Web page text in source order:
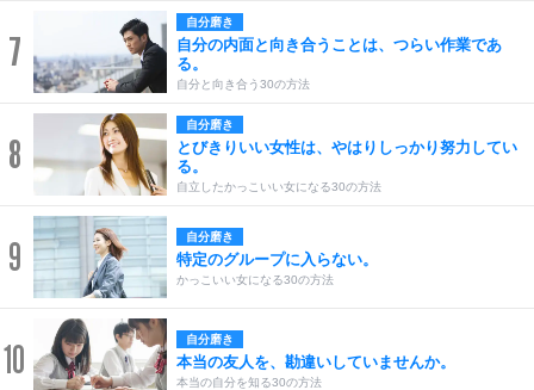
7
自分磨き
自分の内面と向き合うことは、つらい作業であ
る。
自分と向き合う30の方法
8
自分磨き
とびきりいい女性は、やはりしっかり努力してい
る。
自立したかっこいい女になる30の方法
9 自分磨き
特定のグループに入らない。
かっこいい女になる30の方法
10 自分磨き
本当の友人を、勘違いしていませんか。
本当の自分を知る30の方法